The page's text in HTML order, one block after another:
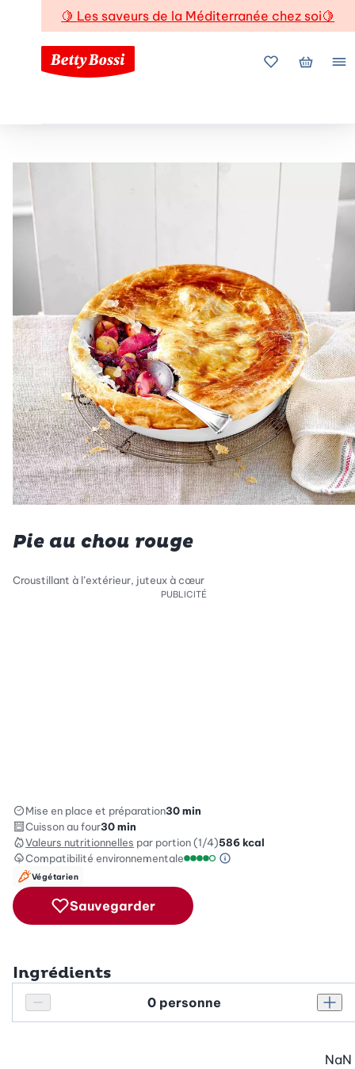
🍋 Les saveurs de la Méditerranée chez soi🍋
Mes favoris
Mon
Pie au chou rouge
Croustillant à l’extérieur, juteux à cœur
PUBLICITÉ
Mise en place et préparation30 min
Cuisson au four30 min
Valeurs nutritionnelles par portion (1/4)586kcal
Compatibilité environnementale
Information sur
Végétarien
Sauvegarder
Ingrédients
Réduire le nombre de personnes
Personnes
NaN